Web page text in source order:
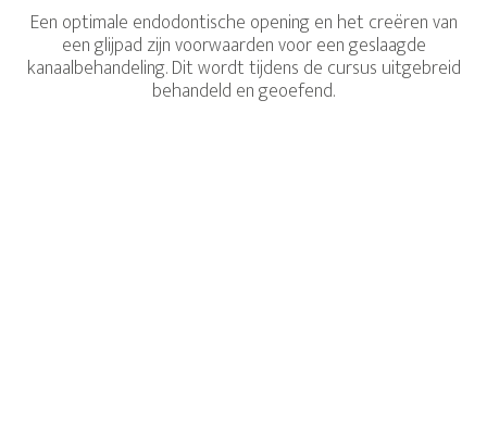
Een optimale endodontische opening en het creëren van
een glijpad zijn voorwaarden voor een geslaagde
kanaalbehandeling. Dit wordt tijdens de cursus uitgebreid
behandeld en geoefend.